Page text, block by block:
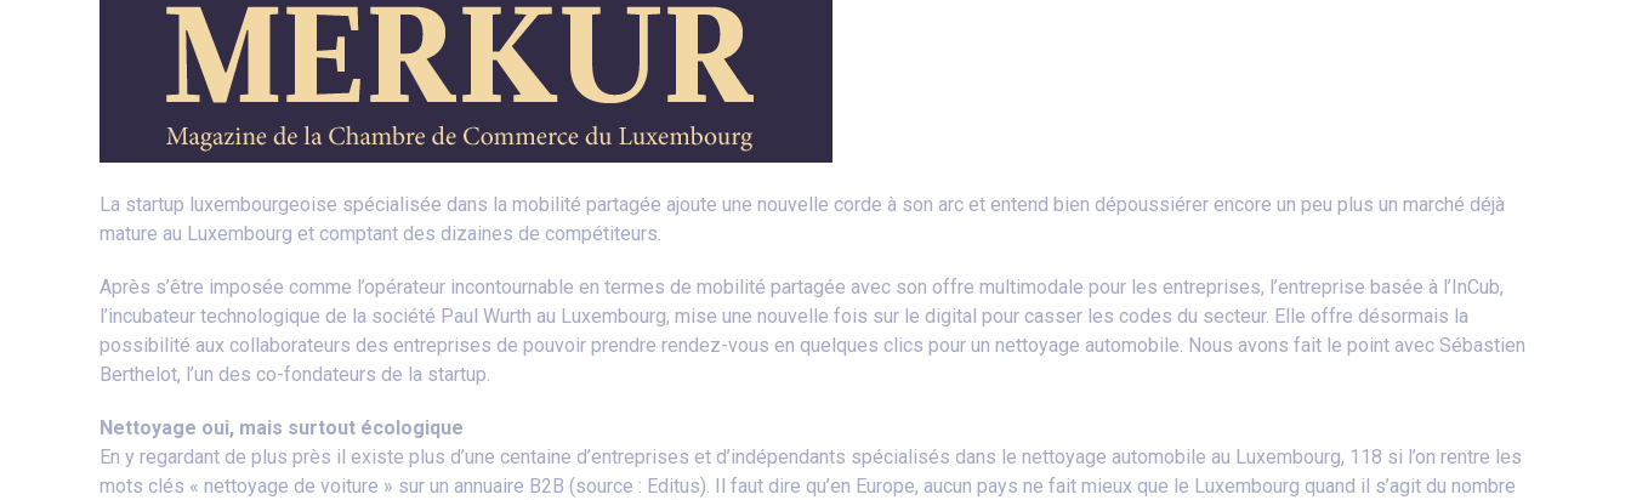
La startup luxembourgeoise spécialisée dans la mobilité partagée ajoute une nouvelle corde à son arc et entend bien dépoussiérer encore un peu plus un marché déjà
mature au Luxembourg et comptant des dizaines de compétiteurs.
Après s’être imposée comme l’opérateur incontournable en termes de mobilité partagée avec son offre multimodale pour les entreprises, l’entreprise basée à l’InCub,
l’incubateur technologique de la société Paul Wurth au Luxembourg, mise une nouvelle fois sur le digital pour casser les codes du secteur. Elle offre désormais la
possibilité aux collaborateurs des entreprises de pouvoir prendre rendez-vous en quelques clics pour un nettoyage automobile. Nous avons fait le point avec Sébastien
Berthelot, l’un des co-fondateurs de la startup.
Nettoyage oui, mais surtout écologique
En y regardant de plus près il existe plus d’une centaine d’entreprises et d’indépendants spécialisés dans le nettoyage automobile au Luxembourg, 118 si l’on rentre les
mots clés « nettoyage de voiture » sur un annuaire B2B (source : Editus). Il faut dire qu’en Europe, aucun pays ne fait mieux que le Luxembourg quand il s’agit du nombre